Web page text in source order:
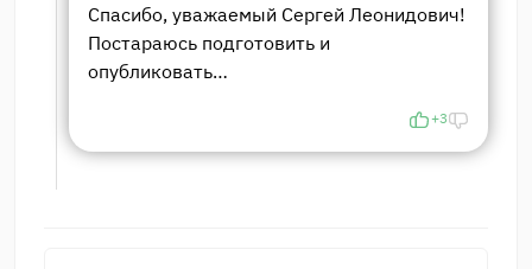
Спасибо, уважаемый Сергей Леонидович!
Постараюсь подготовить и
опубликовать…
+3